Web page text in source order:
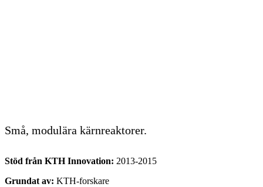
Små, modulära kärnreaktorer.
Stöd från KTH Innovation: 2013-2015
Grundat av: KTH-forskare